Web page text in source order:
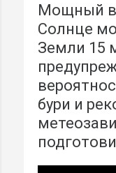
Мощный
Солнце
Земли 15
бури и